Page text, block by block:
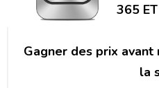
365
Gagner des prix avant
la